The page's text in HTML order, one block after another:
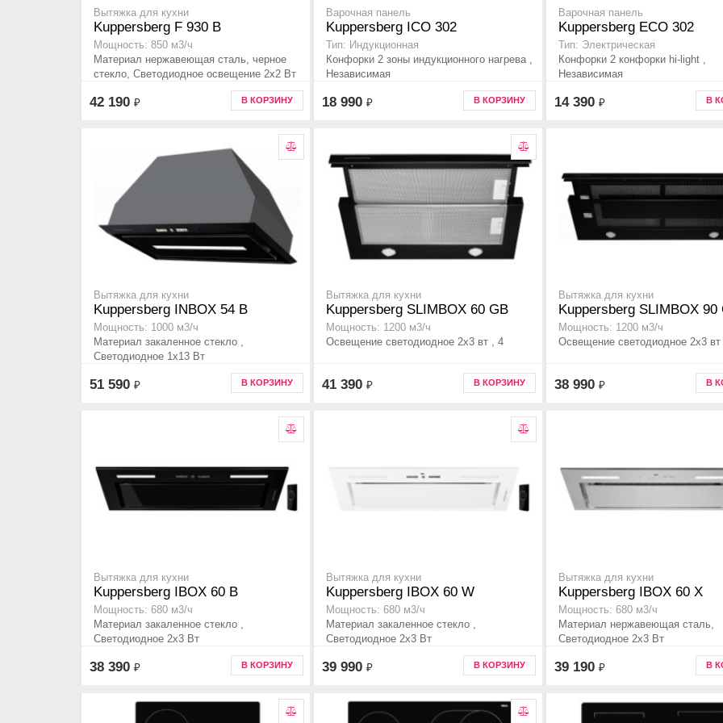
Вытяжка для кухни
Kuppersberg F 930 B
Мощность: 850 м3/ч
Материал нержавеющая сталь, черное
стекло, Светодиодное освещение 2х2 Вт
42 190 ₽ В КОРЗИНУ
Варочная панель
Kuppersberg ICO 302
Тип: Индукционная
Конфорки 2 зоны индукционного нагрева ,
Независимая
18 990 ₽ В КОРЗИНУ
Варочная панель
Kuppersberg ECO 302
Тип: Электрическая
Конфорки 2 конфорки hi-light ,
Независимая
14 390 ₽ В
Вытяжка для кухни
Kuppersberg INBOX 54 B
Мощность: 1000 м3/ч
Материал закаленное стекло ,
Светодиодное 1х13 Вт
51 590 ₽ В КОРЗИНУ
Вытяжка для кухни
Kuppersberg SLIMBOX 60 GB
Мощность: 1200 м3/ч
Освещение светодиодное 2х3 вт , 4
41 390 ₽ В КОРЗИНУ
Вытяжка для кухни
Kuppersberg SLIMBOX 90
Мощность: 1200 м3/ч
Освещение светодиодное 2х3
38 990 ₽ В
Вытяжка для кухни
Kuppersberg IBOX 60 B
Мощность: 680 м3/ч
Материал закаленное стекло ,
Светодиодное 2х3 Вт
38 390 ₽ В КОРЗИНУ
Вытяжка для кухни
Kuppersberg IBOX 60 W
Мощность: 680 м3/ч
Материал закаленное стекло ,
Светодиодное 2х3 Вт
39 990 ₽ В КОРЗИНУ
Вытяжка для кухни
Kuppersberg IBOX 60 X
Мощность: 680 м3/ч
Материал нержавеющая сталь,
Светодиодное 2х3 Вт
39 190 ₽ В